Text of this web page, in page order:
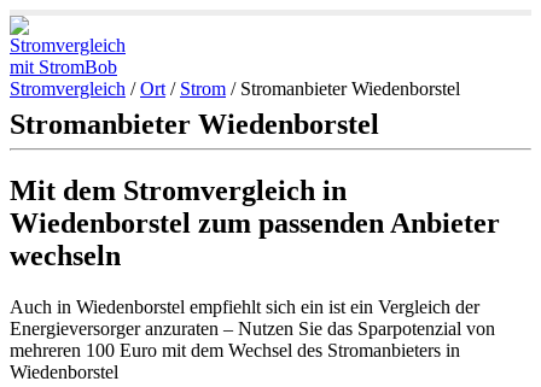
Stromvergleich /Ort / Strom / Stromanbieter Wiedenborstel
Stromanbieter Wiedenborstel
Mit dem Stromvergleich in
Wiedenborstel zum passenden Anbieter
wechseln
Auch in Wiedenborstel empfiehlt sich ein ist ein Vergleich der
Energieversorger anzuraten – Nutzen Sie das Sparpotenzial von
mehreren 100 Euro mit dem Wechsel des Stromanbieters in
Wiedenborstel